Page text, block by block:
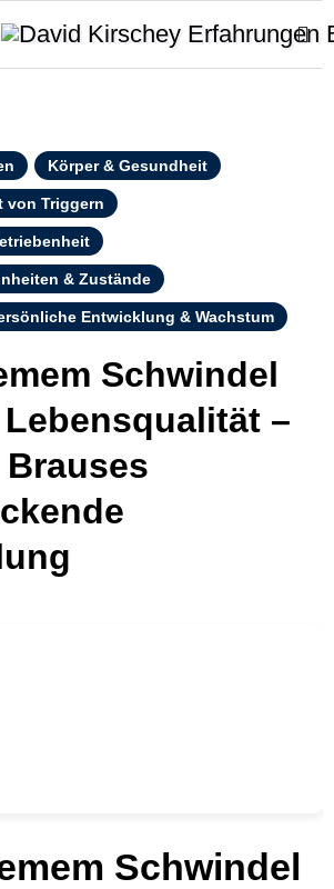
Körper & Gesundheit
von Triggern
& Zustände
Entwicklung & Wachstum
Schwindel
–
Schwindel